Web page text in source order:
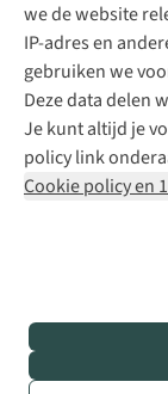
we de website
IP-adres en
gebruiken we
Deze data delen
Je kunt altijd je
policy link
Cookie policy en